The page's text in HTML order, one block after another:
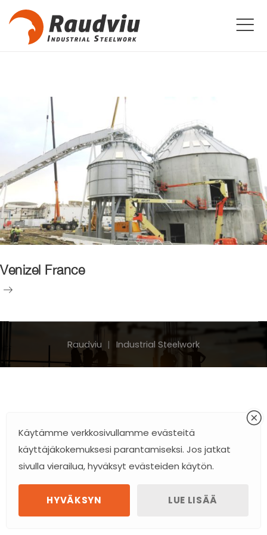
Venizel France
Venizel
Raudviu Industrial Steelwork
Käytämme verkkosivullamme evästeitä
käyttäjäkokemuksesi parantamiseksi. Jos jatkat
sivulla vierailua, hyväksyt evästeiden käytön.
HYVÄKSYN LUE LISÄÄ